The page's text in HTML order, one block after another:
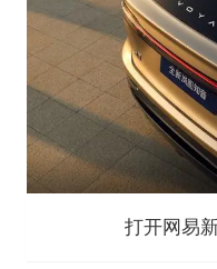
打开网易